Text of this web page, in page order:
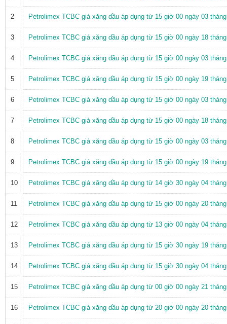
2 Petrolimex TCBC giá xăng dầu áp dụng từ 15 giờ 00 ngày 03
3 Petrolimex TCBC giá xăng dầu áp dụng từ 15 giờ 00 ngày 18
4 Petrolimex TCBC giá xăng dầu áp dụng từ 15 giờ 00 ngày 03
5 Petrolimex TCBC giá xăng dầu áp dụng từ 15 giờ 00 ngày 19
6 Petrolimex TCBC giá xăng dầu áp dụng từ 15 giờ 00 ngày 03
7 Petrolimex TCBC giá xăng dầu áp dụng từ 15 giờ 00 ngày 18
8 Petrolimex TCBC giá xăng dầu áp dụng từ 15 giờ 00 ngày 03
9 Petrolimex TCBC giá xăng dầu áp dụng từ 15 giờ 00 ngày 19
10 Petrolimex TCBC giá xăng dầu áp dụng từ 14 giờ 30 ngày 04
11 Petrolimex TCBC giá xăng dầu áp dụng từ 15 giờ 00 ngày 20
12 Petrolimex TCBC giá xăng dầu áp dụng từ 13 giờ 00 ngày 04
13 Petrolimex TCBC giá xăng dầu áp dụng từ 15 giờ 30 ngày 19
14 Petrolimex TCBC giá xăng dầu áp dụng từ 15 giờ 30 ngày 04
15 Petrolimex TCBC giá xăng dầu áp dụng từ 00 giờ 00 ngày 21
16 Petrolimex TCBC giá xăng dầu áp dụng từ 20 giờ 00 ngày 20